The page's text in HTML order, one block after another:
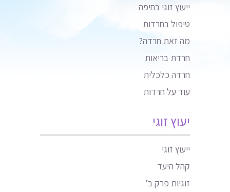
ייעוץ זוגי בחיפה
טיפול בחרדות
מה זאת חרדה?
חרדת בריאות
חרדה כלכלית
עוד על חרדות
יעוץ זוגי
ייעוץ זוגי
קהל היעד
זוגיות פרק ב’